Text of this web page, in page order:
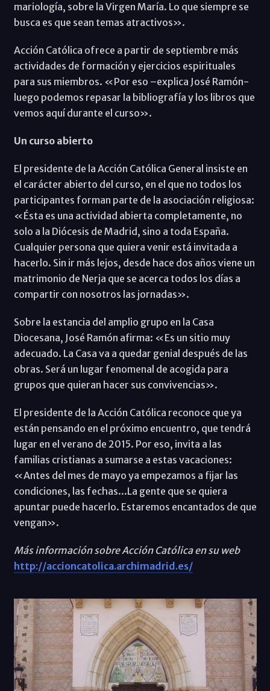
mariología, sobre la Virgen María. Lo que siempre se
busca es que sean temas atractivos».
Acción Católica ofrece a partir de septiembre más
actividades de formación y ejercicios espirituales
para sus miembros. «Por eso –explica José Ramón-
luego podemos repasar la bibliografía y los libros que
vemos aquí durante el curso».
Un curso abierto
El presidente de la Acción Católica General insiste en
el carácter abierto del curso, en el que no todos los
participantes forman parte de la asociación religiosa:
«Ésta es una actividad abierta completamente, no
solo a la Diócesis de Madrid, sino a toda España.
Cualquier persona que quiera venir está invitada a
hacerlo. Sin ir más lejos, desde hace dos años viene un
matrimonio de Nerja que se acerca todos los días a
compartir con nosotros las jornadas».
Sobre la estancia del amplio grupo en la Casa
Diocesana, José Ramón afirma: «Es un sitio muy
adecuado. La Casa va a quedar genial después de las
obras. Será un lugar fenomenal de acogida para
grupos que quieran hacer sus convivencias».
El presidente de la Acción Católica reconoce que ya
están pensando en el próximo encuentro, que tendrá
lugar en el verano de 2015. Por eso, invita a las
familias cristianas a sumarse a estas vacaciones:
«Antes del mes de mayo ya empezamos a fijar las
condiciones, las fechas...La gente que se quiera
apuntar puede hacerlo. Estaremos encantados de que
vengan».
Más información sobre Acción Católica en su web
http://accioncatolica.archimadrid.es/